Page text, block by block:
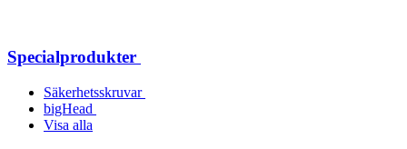
Specialprodukter
Säkerhetsskruvar
bigHead
Visa alla